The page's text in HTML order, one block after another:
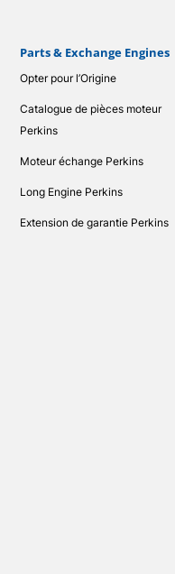
Parts & Exchange Engines
Opter pour l’Origine
Catalogue de pièces moteur
Perkins
Moteur échange Perkins
Long Engine Perkins
Extension de garantie Perkins